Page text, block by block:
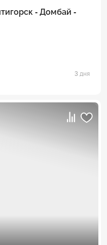
- Домбай -
3 дня